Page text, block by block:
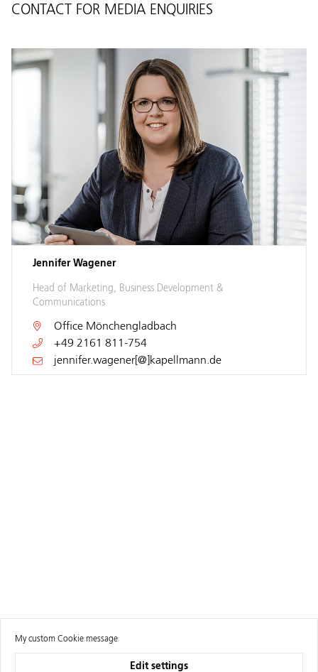
CONTACT FOR MEDIA ENQUIRIES
Jennifer Wagener
Head of Marketing, Business Development &
Communications
Office Mönchengladbach
+49 2161 811-754
jennifer.wagener[@]kapellmann.de
My custom Cookie message
Edit settings